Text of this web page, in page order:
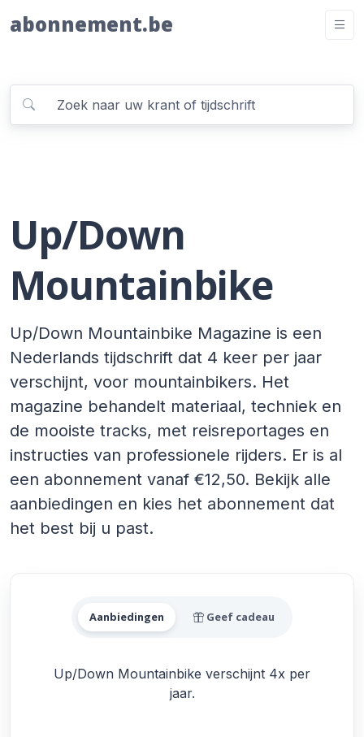
abonnement.be
Up/Down
Mountainbike
Up/Down Mountainbike Magazine is een
Nederlands tijdschrift dat 4 keer per jaar
verschijnt, voor mountainbikers. Het
magazine behandelt materiaal, techniek en
de mooiste tracks, met reisreportages en
instructies van professionele rijders. Er is al
een abonnement vanaf €12,50. Bekijk alle
aanbiedingen en kies het abonnement dat
het best bij u past.
Alle Up/Down
Aanbiedingen Geef cadeau
Up/Down Mountainbike verschijnt 4x per
jaar.